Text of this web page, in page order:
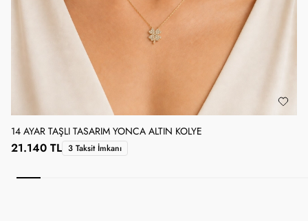
14 AYAR TAŞLI TASARIM YONCA ALTIN KOLYE
21.140 TL 3 Taksit İmkanı